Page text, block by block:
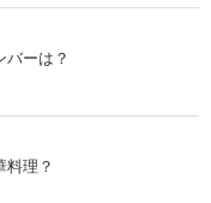
バーは？
料理？